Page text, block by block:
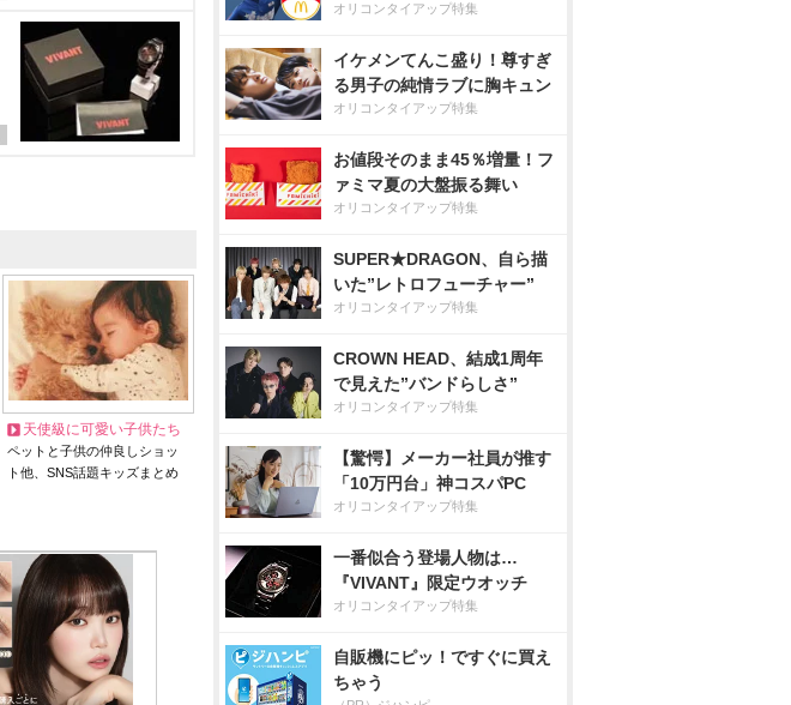
天使級に可愛い子供たち
ペットと子供の仲良しショッ
ト他、SNS話題キッズまとめ
オリコンタイアップ特集
イケメンてんこ盛り！尊すぎ
る男子の純情ラブに胸キュン
オリコンタイアップ特集
お値段そのまま45％増量！フ
ァミマ夏の大盤振る舞い
オリコンタイアップ特集
SUPER★DRAGON、自ら描
いた”レトロフューチャー”
オリコンタイアップ特集
CROWN HEAD、結成1周年
で見えた”バンドらしさ”
オリコンタイアップ特集
【驚愕】メーカー社員が推す
「10万円台」神コスパPC
オリコンタイアップ特集
一番似合う登場人物は…
『VIVANT』限定ウオッチ
オリコンタイアップ特集
自販機にピッ！ですぐに買え
ちゃう